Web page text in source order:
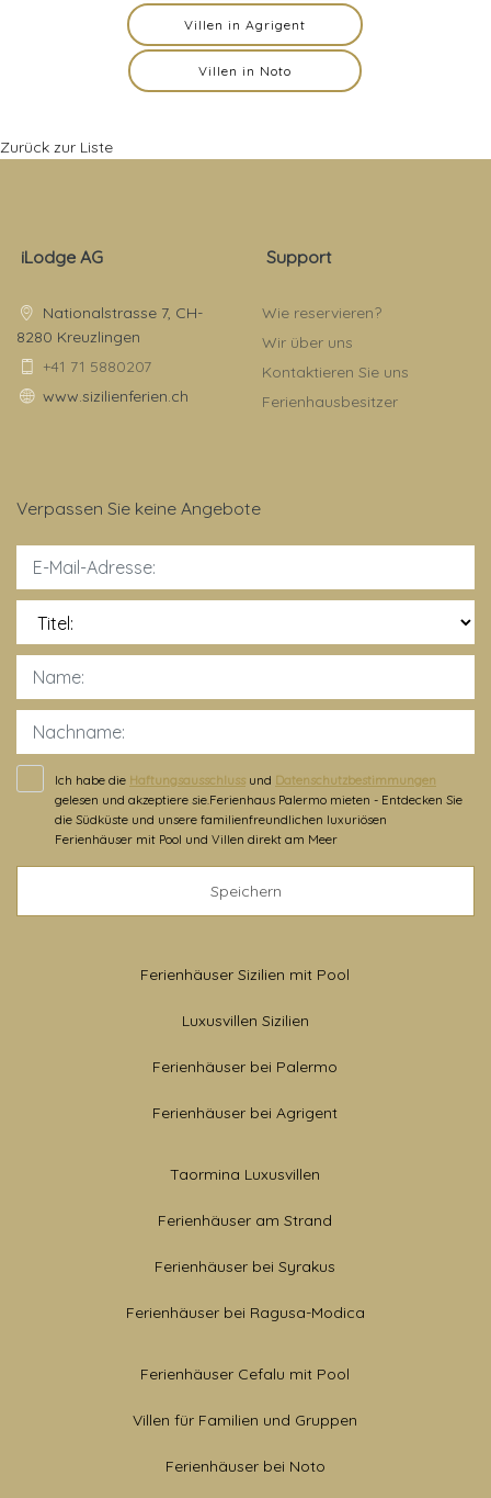
Villen in Agrigent
Villen in Noto
Zurück zur Liste
iLodge AG
Nationalstrasse 7, CH-
8280 Kreuzlingen
+41 71 5880207
www.sizilienferien.ch
Support
Wie reservieren?
Wir über uns
Kontaktieren Sie uns
Ferienhausbesitzer
Verpassen Sie keine Angebote
Ich habe die Haftungsausschluss und Datenschutzbestimmungen
gelesen und akzeptiere sie.Ferienhaus Palermo mieten - Entdecken Sie
die Südküste und unsere familienfreundlichen luxuriösen
Ferienhäuser mit Pool und Villen direkt am Meer
Speichern
Ferienhäuser Sizilien mit Pool
Luxusvillen Sizilien
Ferienhäuser bei Palermo
Ferienhäuser bei Agrigent
Taormina Luxusvillen
Ferienhäuser am Strand
Ferienhäuser bei Syrakus
Ferienhäuser bei Ragusa-Modica
Ferienhäuser Cefalu mit Pool
Villen für Familien und Gruppen
Ferienhäuser bei Noto